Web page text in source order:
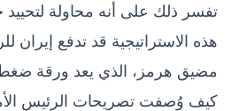
تفسر ذلك على أنه محاولة لتحييد
هذه الاستراتيجية قد تدفع إيران
مضيق هرمز، الذي يعد ورقة ضغط
كيف وُصفت تصريحات الرئيس